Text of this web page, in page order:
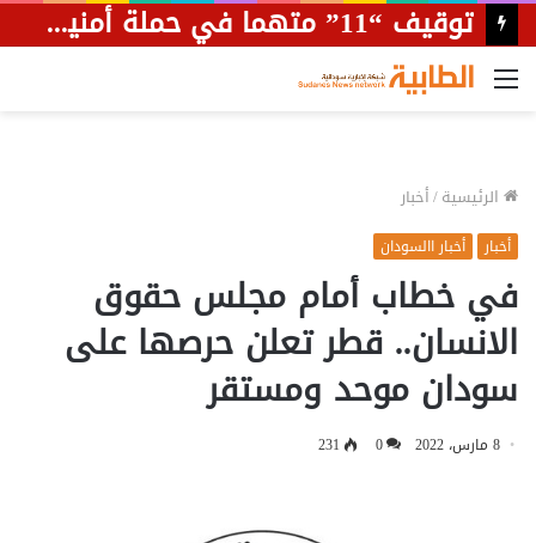
القائمة
الرئيسية/أخبار
أخبار أخبار االسودان
في خطاب أمام مجلس حقوق
الانسان.. قطر تعلن حرصها على
سودان موحد ومستقر
8 مارس، 2022 0
231